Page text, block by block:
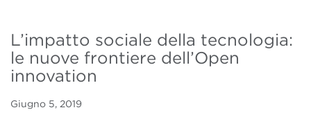
L’impatto sociale della tecnologia:
le nuove frontiere dell’Open
innovation
Giugno 5, 2019